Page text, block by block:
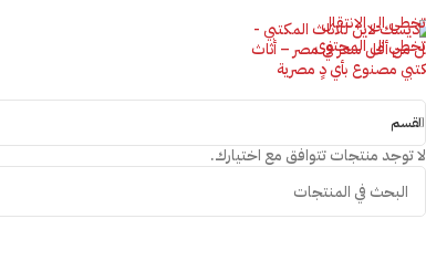
تخطي الى الانتقال
تخطي الى المحتوى
القسم
لا توجد منتجات تتوافق مع اختيارك.